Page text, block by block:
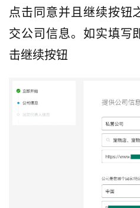
点击同意并且继续按钮
交公司信息。如实填写
击继续按钮